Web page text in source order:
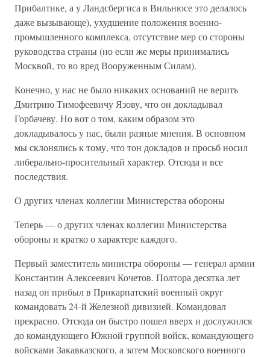
Прибалтике, а у Ландсбергиса в Вильнюсе это делалось
даже вызывающе), ухудшение положения военно-
промышленного комплекса, отсутствие мер со стороны
руководства страны (но если же меры принимались
Москвой, то во вред Вооруженным Силам).
Конечно, у нас не было никаких оснований не верить
Дмитрию Тимофеевичу Язову, что он докладывал
Горбачеву. Но вот о том, каким образом это
докладывалось у нас, были разные мнения. В основном
мы склонялись к тому, что тон докладов и просьб носил
либерально-просительный характер. Отсюда и все
последствия.
О других членах коллегии Министерства обороны
Теперь — о других членах коллегии Министерства
обороны и кратко о характере каждого.
Первый заместитель министра обороны — генерал армии
Константин Алексеевич Кочетов. Полтора десятка лет
назад он прибыл в Прикарпатский военный округ
командовать 24-й Железной дивизией. Командовал
прекрасно. Отсюда он быстро пошел вверх и дослужился
до командующего Южной группой войск, командующего
войсками Закавказского, а затем Московского военного